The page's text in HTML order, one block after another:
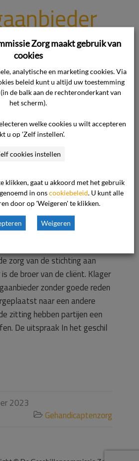
cliënt
andere
zonder
daar over
partijen
ter
zorg van de stichting aan
de broer van de cliënt. Klager
zonder goede reden
naar een andere
zitting hebben partijen een
De uitspraak In het geschil
2023
 Gehandicaptenzorg
Zorg maakt gebruik van
cookies
analytische en marketing cookies. Via
beleid kunt u altijd uw toestemming
de balk aan de rechteronderkant van
het scherm).
welke cookies u wilt accepteren
u op 'Zelf instellen'.
cookies instellen
klikken, gaat u akkoord met het gebruik
in onscookiebeleid . U kunt alle
door op 'Weigeren' te klikken.
Weigeren